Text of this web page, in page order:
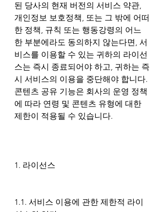
된 당사의 현재 버전의 서비스 약관,
개인정보 보호정책, 또는 그 밖에 어떠
한 정책, 규칙 또는 행동강령의 어느
한 부분에라도 동의하지 않는다면, 서
비스를 이용할 수 있는 귀하의 라이선
스는 즉시 종료되어야 하고, 귀하는 즉
시 서비스의 이용을 중단해야 합니다.
콘텐츠 공유 기능은 회사의 운영 정책
에 따라 연령 및 콘텐츠 유형에 대한
제한이 적용될 수 있습니다.
1. 라이선스
1.1. 서비스 이용에 관한 제한적 라이